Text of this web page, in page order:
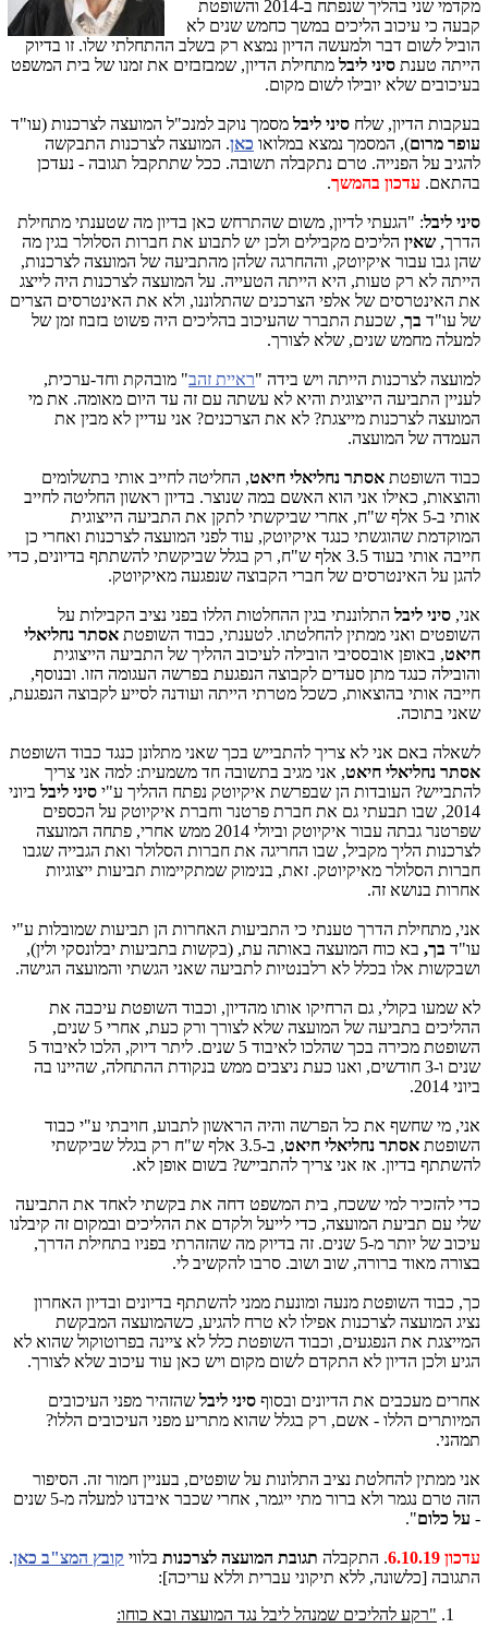
מקדמי שני בהליך שנפתח ב-2014 והשופטת
קבעה כי עיכוב הליכים במשך כחמש שנים לא
הוביל לשום דבר ולמעשה הדיון נמצא רק בשלב ההתחלתי שלו. זו בדיוק
הייתה טענת סיני ליבל מתחילת הדיון, שמבזבזים את זמנו של בית המשפט
בעיכובים שלא יובילו לשום מקום.
בעקבות הדיון, שלח סיני ליבל מסמך נוקב למנכ"ל המועצה לצרכנות (עו"ד
עופר מרום), המסמך נמצא במלואו כאן. המועצה לצרכנות התבקשה
להגיב על הפנייה. טרם נתקבלה תשובה. ככל שתתקבל תגובה - נעדכן
בהתאם. עדכון בהמשך.
סיני ליבל: "הגעתי לדיון, משום שהתרחש כאן בדיון מה שטענתי מתחילת
הדרך, שאין הליכים מקבילים ולכן יש לתבוע את חברות הסלולר בגין מה
שהן גבו עבור איקיוטק, וההחרגה שלהן מהתביעה של המועצה לצרכנות,
הייתה לא רק טעות, היא הייתה הטעייה. על המועצה לצרכנות היה לייצג
את האינטרסים של אלפי הצרכנים שהתלוננו, ולא את האינטרסים הצרים
של עו"ד בך, שכעת התברר שהעיכוב בהליכים היה פשוט בזבוז זמן של
למעלה מחמש שנים, שלא לצורך.
למועצה לצרכנות הייתה ויש בידה "ראיית זהב" מובהקת וחד-ערכית,
לעניין התביעה הייצוגית והיא לא עשתה עם זה עד היום מאומה. את מי
המועצה לצרכנות מייצגת? לא את הצרכנים? אני עדיין לא מבין את
העמדה של המועצה.
כבוד השופטת אסתר נחליאלי חיאט, החליטה לחייב אותי בתשלומים
והוצאות, כאילו אני הוא האשם במה שנוצר. בדיון ראשון החליטה לחייב
אותי ב-5 אלף ש"ח, אחרי שביקשתי לתקן את התביעה הייצוגית
המוקדמת שהוגשתי כנגד איקיוטק, עוד לפני המועצה לצרכנות ואחרי כן
חייבה אותי בעוד 3.5 אלף ש"ח, רק בגלל שביקשתי להשתתף בדיונים, כדי
להגן על האינטרסים של חברי הקבוצה שנפגעה מאיקיוטק.
אני, סיני ליבל התלוננתי בגין ההחלטות הללו בפני נציב הקבילות על
השופטים ואני ממתין להחלטתו. לטענתי, כבוד השופטת אסתר נחליאלי
חיאט, באופן אובססיבי הובילה לעיכוב ההליך של התביעה הייצוגית
והובילה כנגד מתן סעדים לקבוצה הנפגעת בפרשה העגומה הזו. ובנוסף,
חייבה אותי בהוצאות, כשכל מטרתי הייתה ועודנה לסייע לקבוצה הנפגעת,
שאני בתוכה.
לשאלה באם אני לא צריך להתבייש בכך שאני מתלונן כנגד כבוד השופטת
אסתר נחליאלי חיאט, אני מגיב בתשובה חד משמעית: למה אני צריך
להתבייש? העובדות הן שבפרשת איקיוטק נפתח ההליך ע"י סיני ליבל ביוני
2014, שבו תבעתי גם את חברת פרטנר וחברת איקיוטק על הכספים
שפרטנר גבתה עבור איקיוטק וביולי 2014 ממש אחרי, פתחה המועצה
לצרכנות הליך מקביל, שבו החריגה את חברות הסלולר ואת הגבייה שגבו
חברות הסלולר מאיקיוטק. זאת, בנימוק שמתקיימות תביעות ייצוגיות
אחרות בנושא זה.
אני, מתחילת הדרך טענתי כי התביעות האחרות הן תביעות שמובלות ע"י
עו"ד בך, בא כוח המועצה באותה עת, (בקשות בתביעות יבלונסקי ולין),
ושבקשות אלו בכלל לא רלבנטיות לתביעה שאני הגשתי והמועצה הגישה.
לא שמעו בקולי, גם הרחיקו אותו מהדיון, וכבוד השופטת עיכבה את
ההליכים בתביעה של המועצה שלא לצורך ורק כעת, אחרי 5 שנים,
השופטת מכירה בכך שהלכו לאיבוד 5 שנים. ליתר דיוק, הלכו לאיבוד 5
שנים ו-3 חודשים, ואנו כעת ניצבים ממש בנקודת ההתחלה, שהיינו בה
ביוני 2014.
אני, מי שחשף את כל הפרשה והיה הראשון לתבוע, חויבתי ע"י כבוד
השופטת אסתר נחליאלי חיאט
, ב-3.5 אלף ש"ח רק בגלל שביקשתי
להשתתף בדיון. אז אני צריך להתבייש? בשום אופן לא.
כדי להזכיר למי ששכח, בית המשפט דחה את בקשתי לאחד את התביעה
שלי עם תביעת המועצה, כדי לייעל ולקדם את ההליכים ובמקום זה קיבלנו
עיכוב של יותר מ-5 שנים. זה בדיוק מה שהזהרתי בפניו בתחילת הדרך,
בצורה מאוד ברורה, שוב ושוב. סרבו להקשיב לי.
כך, כבוד השופטת מנעה ומונעת ממני להשתתף בדיונים ובדיון האחרון
נציג המועצה לצרכנות אפילו לא טרח להגיע, כשהמועצה המבקשת
המייצגת את הנפגעים, וכבוד השופטת כלל לא ציינה בפרוטוקול שהוא לא
הגיע ולכן הדיון לא התקדם לשום מקום ויש כאן עוד עיכוב שלא לצורך.
אחרים מעכבים את הדיונים ובסוף סיני ליבל שהזהיר מפני העיכובים
המיותרים הללו - אשם, רק בגלל שהוא מתריע מפני העיכובים הללו?
תמהני.
אני ממתין להחלטת נציב התלונות על שופטים, בעניין חמור זה. הסיפור
הזה טרם נגמר ולא ברור מתי ייגמר, אחרי שכבר איבדנו למעלה מ-5 שנים
- על כלום".
עדכון 6.10.19 . התקבלה תגובת המועצה לצרכנות בלווי קובץ המצ"ב כאן.
התגובה [כלשונה, ללא תיקוני עברית וללא עריכה]:
"רקע להליכים שמנהל ליבל נגד המועצה ובא כוחו: